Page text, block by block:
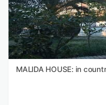
MALIDA HOUSE: in